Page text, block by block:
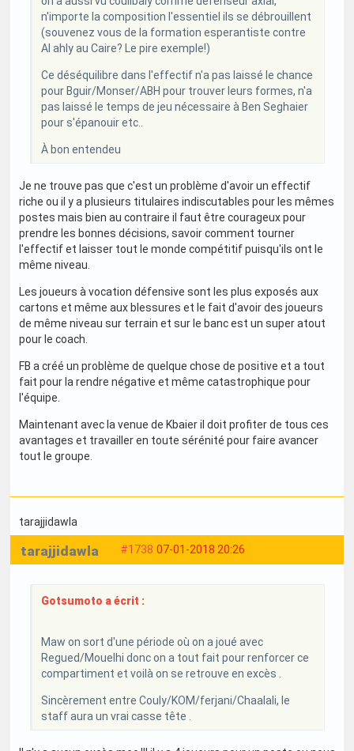
n'importe la composition l'essentiel ils se débrouillent
(souvenez vous de la formation esperantiste contre
Al ahly au Caire? Le pire exemple!)
Ce déséquilibre dans l'effectif n'a pas laissé le chance
pour Bguir/Monser/ABH pour trouver leurs formes, n'a
pas laissé le temps de jeu nécessaire à Ben Seghaier
pour s'épanouir etc..
À bon entendeu
Je ne trouve pas que c'est un problème d'avoir un effectif
riche ou il y a plusieurs titulaires indiscutables pour les mêmes
postes mais bien au contraire il faut être courageux pour
prendre les bonnes décisions, savoir comment tourner
l'effectif et laisser tout le monde compétitif puisqu'ils ont le
même niveau.
Les joueurs à vocation défensive sont les plus exposés aux
cartons et même aux blessures et le fait d'avoir des joueurs
de même niveau sur terrain et sur le banc est un super atout
pour le coach.
FB a créé un problème de quelque chose de positive et a tout
fait pour la rendre négative et même catastrophique pour
l'équipe.
Maintenant avec la venue de Kbaier il doit profiter de tous ces
avantages et travailler en toute sérénité pour faire avancer
tout le groupe.
tarajjidawla
#1738 07-01-2018 20:26
tarajjidawla
Gotsumoto a écrit :
Maw on sort d'une période où on a joué avec
Regued/Mouelhi donc on a tout fait pour renforcer ce
compartiment et voilà on se retrouve en excès .
Sincèrement entre Couly/KOM/ferjani/Chaalali, le
staff aura un vrai casse tête .